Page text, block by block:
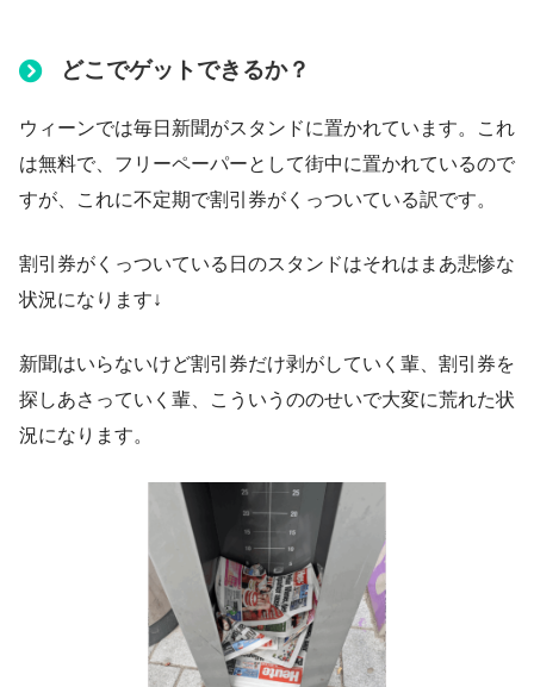
どこでゲットできるか？
ウィーンでは毎日新聞がスタンドに置かれています。これ
は無料で、フリーペーパーとして街中に置かれているので
すが、これに不定期で割引券がくっついている訳です。
割引券がくっついている日のスタンドはそれはまあ悲惨な
状況になります↓
新聞はいらないけど割引券だけ剥がしていく輩、割引券を
探しあさっていく輩、こういうののせいで大変に荒れた状
況になります。